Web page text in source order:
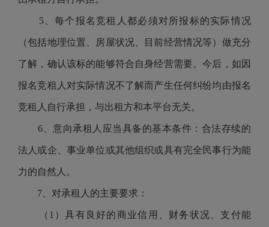
5、每个报名竞租人都必须对所报标的实际情况
（包括地理位置、房屋状况、目前经营情况等）做充分
了解，确认该标的能够符合自身经营需要。今后，如因
报名竞租人对实际情况不了解而产生任何纠纷均由报名
竞租人自行承担，与出租方和本平台无关。
6、意向承租人应当具备的基本条件：合法存续的
法人或企、事业单位或其他组织或具有完全民事行为能
力的自然人。
7、对承租人的主要要求：
（ 1）具有良好的商业信用、财务状况、支付能